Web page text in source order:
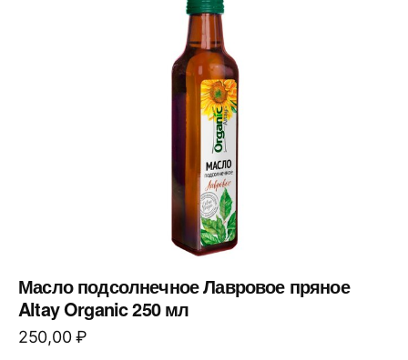
Масло подсолнечное Лавровое пряное
Altay Organic 250 мл
250,00₽